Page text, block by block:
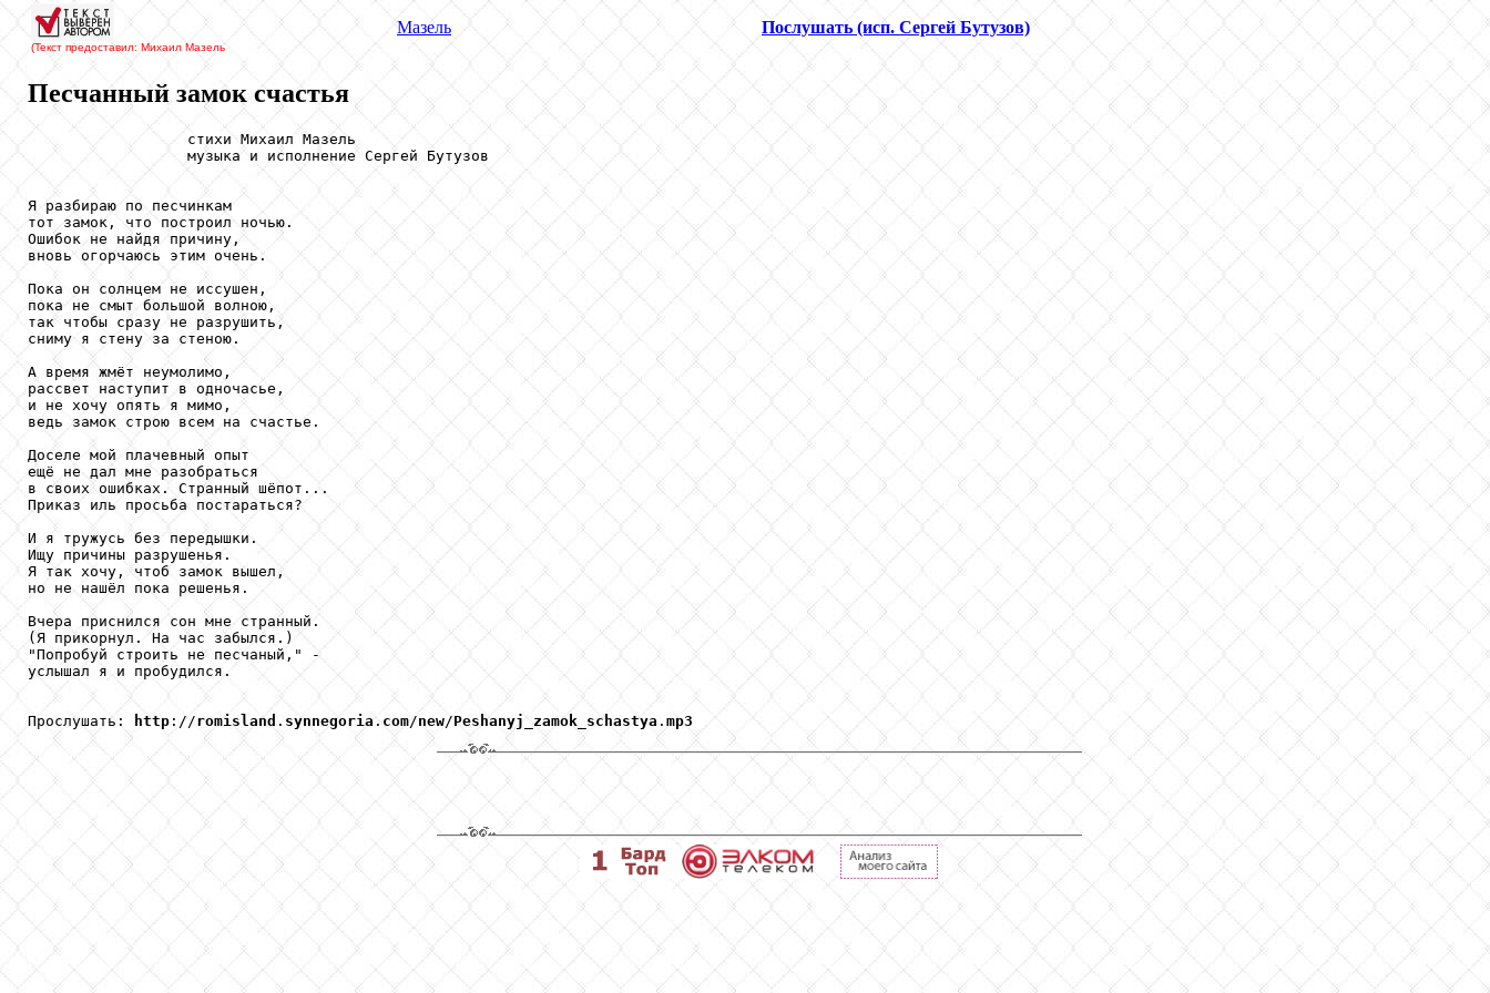
(Текст предоставил: Михаил Мазель
Мазель Послушать (исп. Сергей Бутузов)
Песчанный замок счастья
                  стихи Михаил Мазель
                  музыка и исполнение Сергей Бутузов
Я разбираю по песчинкам
тот замок, что построил ночью.
Ошибок не найдя причину,
вновь огорчаюсь этим очень.
Пока он солнцем не иссушен,
пока не смыт большой волною,
так чтобы сразу не разрушить,
сниму я стену за стеною.
А время жмёт неумолимо,
рассвет наступит в одночасье,
и не хочу опять я мимо,
ведь замок строю всем на счастье.
Доселе мой плачевный опыт
ещё не дал мне разобраться
в своих ошибках. Странный шёпот...
Приказ иль просьба постараться?
И я тружусь без передышки.
Ищу причины разрушенья.
Я так хочу, чтоб замок вышел,
но не нашёл пока решенья.
Вчера приснился сон мне странный.
(Я прикорнул. На час забылся.)
"Попробуй строить не песчаный," -
услышал я и пробудился.
Прослушать: http ://romisland . synnegoria . com/new/Peshanyj zamok schastya . mp3